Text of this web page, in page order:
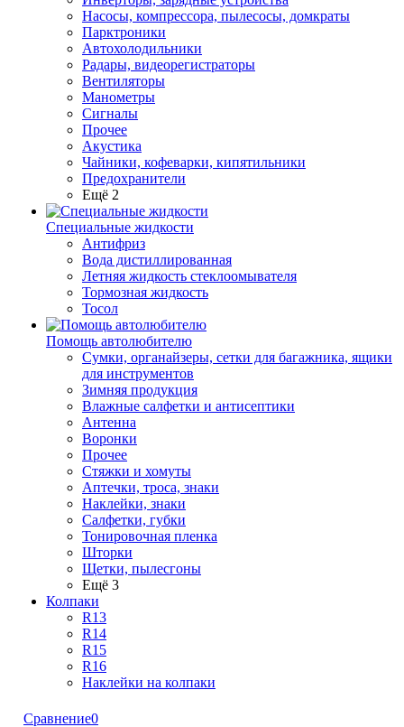
Насосы, компрессора, пылесосы, домкраты
Парктроники
Автохолодильники
Радары, видеорегистраторы
Вентиляторы
Манометры
Сигналы
Прочее
Акустика
Чайники, кофеварки, кипятильники
Предохранители
Ещё 2
Специальные жидкости
Антифриз
Вода дистиллированная
Летняя жидкость стеклоомывателя
Тормозная жидкость
Тосол
Помощь автолюбителю
Сумки, органайзеры, сетки для багажника, ящики
для инструментов
Зимняя продукция
Влажные салфетки и антисептики
Антенна
Воронки
Прочее
Стяжки и хомуты
Аптечки, троса, знаки
Наклейки, знаки
Салфетки, губки
Тонировочная пленка
Шторки
Щетки, пылесгоны
Ещё 3
Колпаки
R13
R14
R15
R16
Наклейки на колпаки
Сравнение0